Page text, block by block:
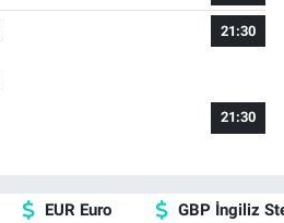
21:30
21:30
EUR Euro
GBP İngiliz